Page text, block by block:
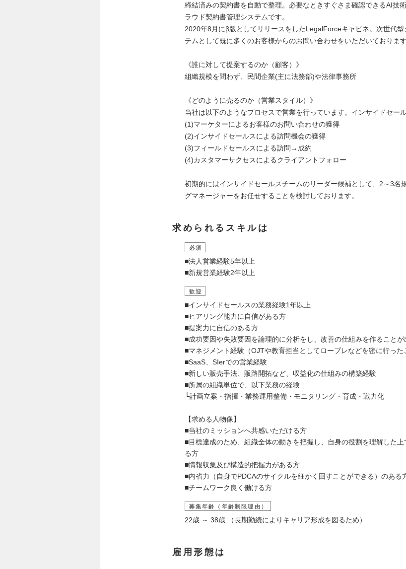
締結済みの契約書を自動で整理。必要なときすぐさま確認できるAI技
ラウド契約書管理システムです。
2020年8月にβ版としてリリースをしたLegalForceキャビネ。次世代型
テムとして既に多くのお客様からのお問い合わせをいただいております
《誰に対して提案するのか（顧客）》
組織規模を問わず、民間企業(主に法務部)や法律事務所
《どのように売るのか（営業スタイル）》
当社は以下のようなプロセスで営業を行っています。インサイドセー
(1)マーケターによるお客様のお問い合わせの獲得
(2)インサイドセールスによる訪問機会の獲得
(3)フィールドセールスによる訪問→成約
(4)カスタマーサクセスによるクライアントフォロー
初期的にはインサイドセールスチームのリーダー候補として、2～3名
グマネージャーをお任せすることを検討しております。
求められるスキルは
必須
■法人営業経験5年以上
■新規営業経験2年以上
歓迎
■インサイドセールスの業務経験1年以上
■ヒアリング能力に自信がある方
■提案力に自信のある方
■成功要因や失敗要因を論理的に分析をし、改善の仕組みを作ることが
■マネジメント経験（OJTや教育担当としてロープレなどを密に行った
■SaaS、SIerでの営業経験
■新しい販売手法、販路開拓など、収益化の仕組みの構築経験
■所属の組織単位で、以下業務の経験
└計画立案・指揮・業務運用整備・モニタリング・育成・戦力化
【求める人物像】
■当社のミッションへ共感いただける方
■目標達成のため、組織全体の動きを把握し、自身の役割を理解した上
る方
■情報収集及び構造的把握力がある方
■内省力（自身でPDCAのサイクルを細かく回すことができる）のある
■チームワーク良く働ける方
募集年齢（年齢制限理由）
22歳 ～ 38歳 （長期勤続によりキャリア形成を図るため）
雇用形態は